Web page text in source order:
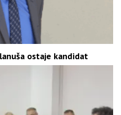
ostaje kandidat